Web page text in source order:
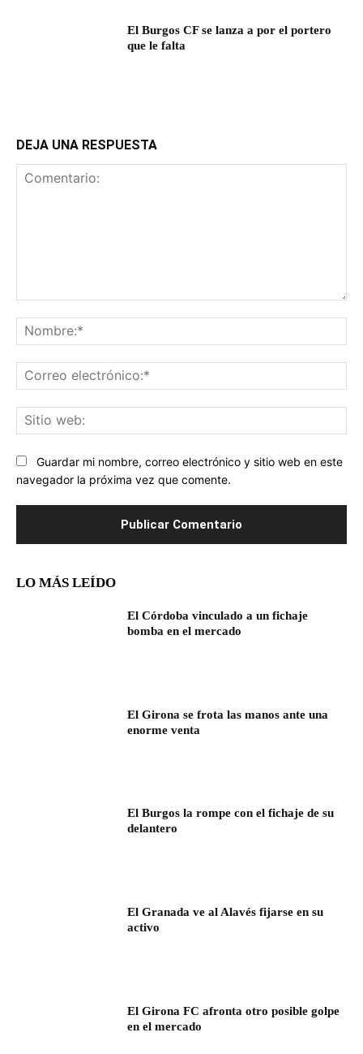
El Burgos CF se lanza a por el portero
que le falta
DEJA UNA RESPUESTA
Guardar mi nombre, correo electrónico y sitio web en este
navegador la próxima vez que comente.
LO MÁS LEÍDO
El Córdoba vinculado a un fichaje
bomba en el mercado
El Girona se frota las manos ante una
enorme venta
El Burgos la rompe con el fichaje de su
delantero
El Granada ve al Alavés fijarse en su
activo
El Girona FC afronta otro posible golpe
en el mercado